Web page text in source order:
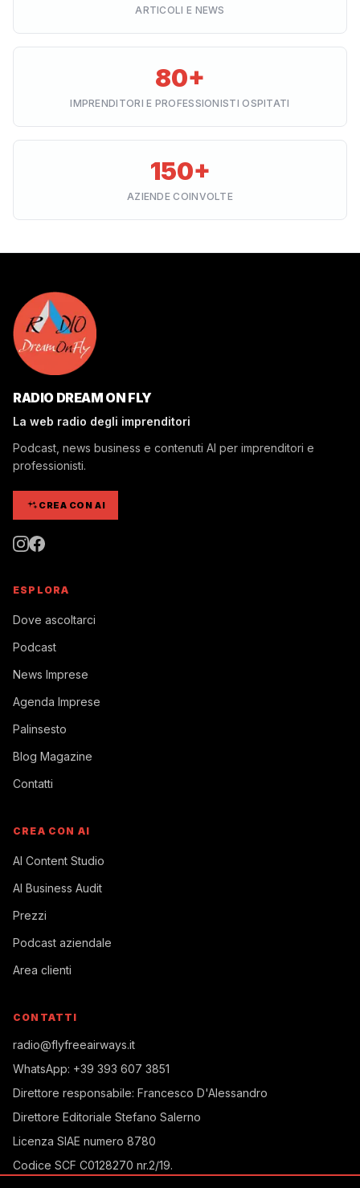
ARTICOLI E NEWS
80+
IMPRENDITORI E PROFESSIONISTI OSPITATI
150+
AZIENDE COINVOLTE
RADIO DREAM ON FLY
La web radio degli imprenditori
Podcast, news business e contenuti AI per imprenditori e
professionisti.
CREA CON AI
ESPLORA
Dove ascoltarci
Podcast
News Imprese
Agenda Imprese
Palinsesto
Blog Magazine
Contatti
CREA CON AI
AI Content Studio
AI Business Audit
Prezzi
Podcast aziendale
Area clienti
CONTATTI
radio@flyfreeairways.it
WhatsApp: +39 393 607 3851
Direttore responsabile: Francesco D'Alessandro
Direttore Editoriale Stefano Salerno
Licenza SIAE numero 8780
Codice SCF C0128270 nr.2/19.